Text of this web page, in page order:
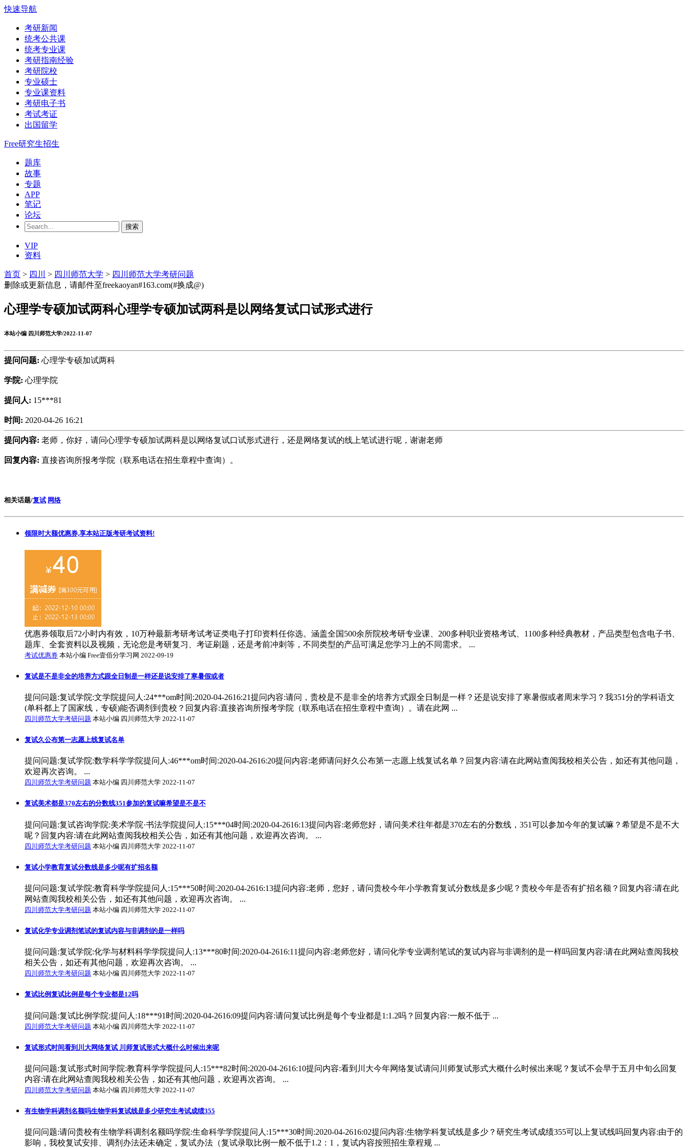
快速导航
考研新闻
统考公共课
统考专业课
考研指南经验
考研院校
专业硕士
专业课资料
考研电子书
考试考证
出国留学
Free研究生招生
题库
故事
专题
APP
笔记
论坛
搜索
VIP
资料
首页 > 四川 > 四川师范大学 > 四川师范大学考研问题
删除或更新信息，请邮件至freekaoyan#163.com(#换成@)
心理学专硕加试两科心理学专硕加试两科是以网络复试口试形式进行
本站小编 四川师范大学/2022-11-07
提问问题: 心理学专硕加试两科
学院: 心理学院
提问人: 15***81
时间: 2020-04-26 16:21
提问内容: 老师，你好，请问心理学专硕加试两科是以网络复试口试形式进行，还是网络复试的线上笔试进行呢，谢谢老师
回复内容: 直接咨询所报考学院（联系电话在招生章程中查询）。
相关话题/复试 网络
领限时大额优惠券,享本站正版考研考试资料!
优惠券领取后72小时内有效，10万种最新考研考试考证类电子打印资料任你选。涵盖全国500余所院校考研专业课、200多种职业资格考试、1100多种经典教材，产品类型包含电子书、
题库、全套资料以及视频，无论您是考研复习、考证刷题，还是考前冲刺等，不同类型的产品可满足您学习上的不同需求。 ...
考试优惠券 本站小编 Free壹佰分学习网 2022-09-19
复试是不是非全的培养方式跟全日制是一样还是说安排了寒暑假或者
提问问题:复试学院:文学院提问人:24***om时间:2020-04-2616:21提问内容:请问，贵校是不是非全的培养方式跟全日制是一样？还是说安排了寒暑假或者周末学习？我351分的学科语文
(单科都上了国家线，专硕)能否调剂到贵校？回复内容:直接咨询所报考学院（联系电话在招生章程中查询）。请在此网 ...
四川师范大学考研问题 本站小编 四川师范大学 2022-11-07
复试久公布第一志愿上线复试名单
提问问题:复试学院:数学科学学院提问人:46***om时间:2020-04-2616:20提问内容:老师请问好久公布第一志愿上线复试名单？回复内容:请在此网站查阅我校相关公告，如还有其他问题，
欢迎再次咨询。 ...
四川师范大学考研问题 本站小编 四川师范大学 2022-11-07
复试美术都是370左右的分数线351参加的复试嘛希望是不是不
提问问题:复试咨询学院:美术学院·书法学院提问人:15***04时间:2020-04-2616:13提问内容:老师您好，请问美术往年都是370左右的分数线，351可以参加今年的复试嘛？希望是不是不大
呢？回复内容:请在此网站查阅我校相关公告，如还有其他问题，欢迎再次咨询。 ...
四川师范大学考研问题 本站小编 四川师范大学 2022-11-07
复试小学教育复试分数线是多少呢有扩招名额
提问问题:复试学院:教育科学学院提问人:15***50时间:2020-04-2616:13提问内容:老师，您好，请问贵校今年小学教育复试分数线是多少呢？贵校今年是否有扩招名额？回复内容:请在此
网站查阅我校相关公告，如还有其他问题，欢迎再次咨询。 ...
四川师范大学考研问题 本站小编 四川师范大学 2022-11-07
复试化学专业调剂笔试的复试内容与非调剂的是一样吗
提问问题:复试学院:化学与材料科学学院提问人:13***80时间:2020-04-2616:11提问内容:老师您好，请问化学专业调剂笔试的复试内容与非调剂的是一样吗回复内容:请在此网站查阅我校
相关公告，如还有其他问题，欢迎再次咨询。 ...
四川师范大学考研问题 本站小编 四川师范大学 2022-11-07
复试比例复试比例是每个专业都是12吗
提问问题:复试比例学院:提问人:18***91时间:2020-04-2616:09提问内容:请问复试比例是每个专业都是1:1.2吗？回复内容:一般不低于 ...
四川师范大学考研问题 本站小编 四川师范大学 2022-11-07
复试形式时间看到川大网络复试 川师复试形式大概什么时候出来呢
提问问题:复试形式时间学院:教育科学学院提问人:15***82时间:2020-04-2616:10提问内容:看到川大今年网络复试请问川师复试形式大概什么时候出来呢？复试不会早于五月中旬么回复
内容:请在此网站查阅我校相关公告，如还有其他问题，欢迎再次咨询。 ...
四川师范大学考研问题 本站小编 四川师范大学 2022-11-07
有生物学科调剂名额吗生物学科复试线是多少研究生考试成绩355
提问问题:请问贵校有生物学科调剂名额吗学院:生命科学学院提问人:15***30时间:2020-04-2616:02提问内容:生物学科复试线是多少？研究生考试成绩355可以上复试线吗回复内容:由于的
影响，我校复试安排、调剂办法还未确定，复试办法（复试录取比例一般不低于1.2：1，复试内容按照招生章程规 ...